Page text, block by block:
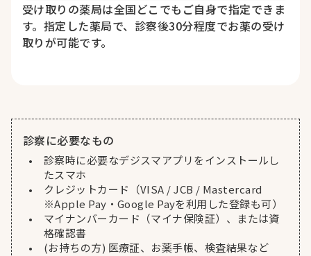
受け取りの薬局は全国どこでもご自身で指定できま
す。指定した薬局で、診察後30分程度でお薬の受け
取りが可能です。
診察に必要なもの
診察時に必要なデジスマアプリをインストールし
たスマホ
クレジットカード（VISA / JCB / Mastercard
※Apple Pay・Google Payを利用した登録も可）
マイナンバーカード（マイナ保険証）、または資
格確認書
(お持ちの方) 医療証、お薬手帳、検査結果など